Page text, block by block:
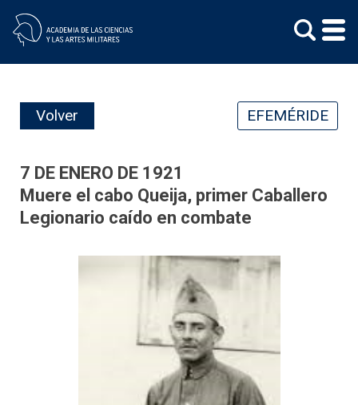
content
Volver EFEMÉRIDE
7 DE ENERO DE 1921
Muere el cabo Queija, primer Caballero
Legionario caído en combate